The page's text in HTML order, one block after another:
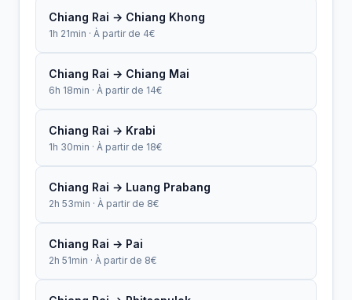
Chiang Rai → Chiang Khong
1h 21min · À partir de 4€
Chiang Rai → Chiang Mai
6h 18min · À partir de 14€
Chiang Rai → Krabi
1h 30min · À partir de 18€
Chiang Rai → Luang Prabang
2h 53min · À partir de 8€
Chiang Rai → Pai
2h 51min · À partir de 8€